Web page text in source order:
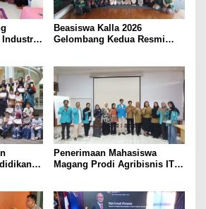
Industri
Beasiswa Kalla 2026
Gelombang Kedua Resmi
Penerimaan Mahasiswa
Magang Prodi Agribisnis ITP
Program MBKM